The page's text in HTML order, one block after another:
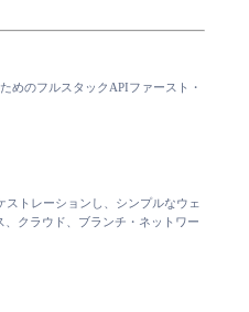
めのフルスタックAPIファースト・
ストレーションし、シンプルなウェ
クラウド、ブランチ・ネットワー